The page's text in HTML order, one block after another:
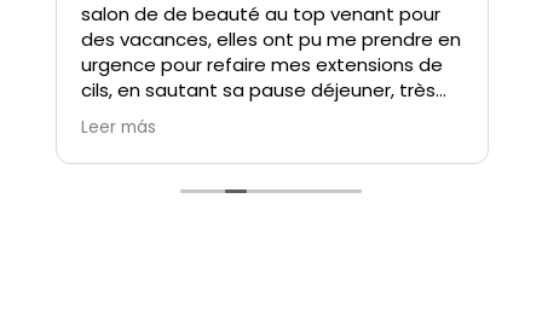
salon de de beauté au top venant pour
des vacances, elles ont pu me prendre en
urgence pour refaire mes extensions de
cils, en sautant sa pause déjeuner, très
beau geste, Gosia est douce à l’écoute
et bienveillante Son travail est parfait.
ne parlant pas bien espagnol Elle a tout
fait pour me comprendre, je
Leer más